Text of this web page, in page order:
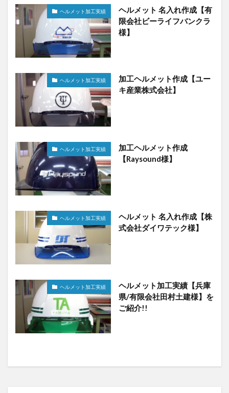
ヘルメット加工実績
ヘルメット 名入れ作成【有
限会社ビーライフバンクラ
様】
ヘルメット加工実績
加工ヘルメット作成【ユー
キ産業株式会社】
ヘルメット加工実績
加工ヘルメット作成
【Raysound様】
ヘルメット加工実績
ヘルメット 名入れ作成【株
式会社ダイワテック様】
ヘルメット加工実績
ヘルメット加工実績【兵庫
県/有限会社田村土建様】を
ご紹介!!